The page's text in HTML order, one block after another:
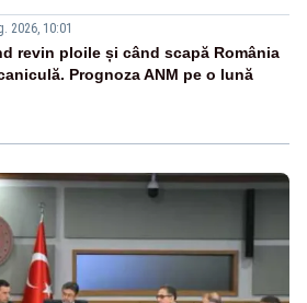
2026, 10:01
revin ploile și când scapă România
Prognoza ANM pe o lună